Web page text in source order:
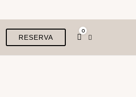
RESERVA
0